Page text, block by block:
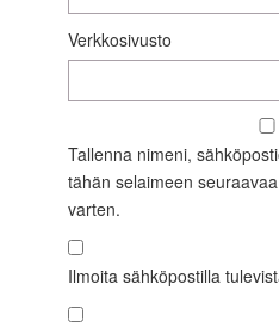
Verkkosivusto
Tallenna nimeni,
tähän selaimeen
varten.
Ilmoita sähköpostilla